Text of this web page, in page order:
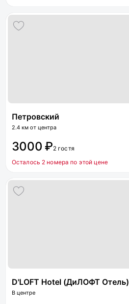
Петровский
2.4 км от центра
3000 ₽2 гостя
Осталось 2 номера по этой цене
D'LOFT Hotel (ДиЛОФТ Отель)
В центре